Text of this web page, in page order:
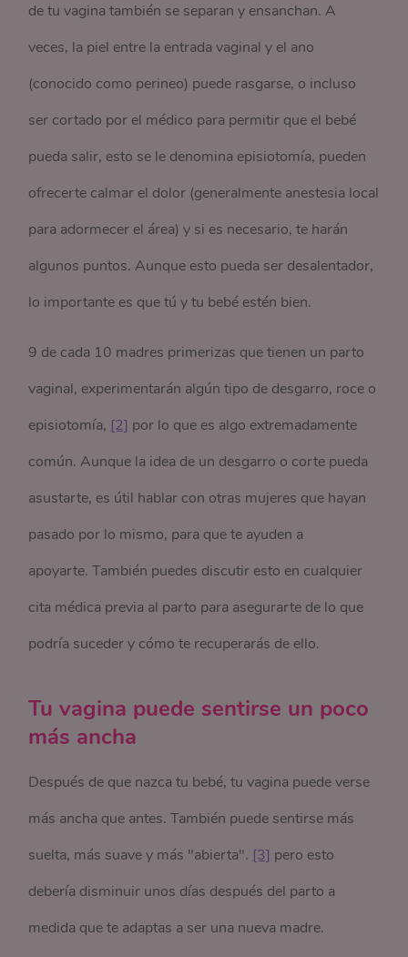
de tu vagina también se separan y ensanchan. A
veces, la piel entre la entrada vaginal y el ano
(conocido como perineo) puede rasgarse, o incluso
ser cortado por el médico para permitir que el bebé
pueda salir, esto se le denomina episiotomía, pueden
ofrecerte calmar el dolor (generalmente anestesia local
para adormecer el área) y si es necesario, te harán
algunos puntos. Aunque esto pueda ser desalentador,
lo importante es que tú y tu bebé estén bien.
9 de cada 10 madres primerizas que tienen un parto
vaginal, experimentarán algún tipo de desgarro, roce o
episiotomía, [2] por lo que es algo extremadamente
común. Aunque la idea de un desgarro o corte pueda
asustarte, es útil hablar con otras mujeres que hayan
pasado por lo mismo, para que te ayuden a
apoyarte. También puedes discutir esto en cualquier
cita médica previa al parto para asegurarte de lo que
podría suceder y cómo te recuperarás de ello.
Tu vagina puede sentirse un poco
más ancha
Después de que nazca tu bebé, tu vagina puede verse
más ancha que antes. También puede sentirse más
suelta, más suave y más "abierta". [3] pero esto
debería disminuir unos días después del parto a
medida que te adaptas a ser una nueva madre.